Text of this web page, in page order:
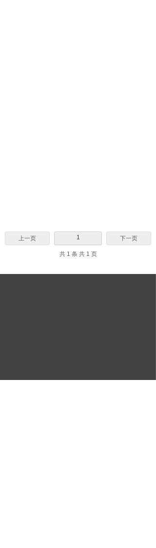
上一页 1 下一页
共 1 条 共 1 页